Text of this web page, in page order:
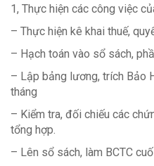
1, Thực hiện các công việc
– Thực hiện kê khai thuế,
– Hạch toán vào sổ sách,
– Lập bảng lương, trích Bảo
tháng
– Kiểm tra, đối chiếu các
tổng hợp.
– Lên sổ sách, làm BCTC